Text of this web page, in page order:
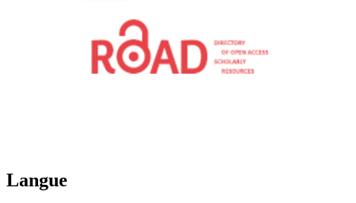
Langue